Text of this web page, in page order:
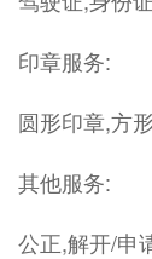
印章服务:
圆形印章,方
其他服务:
公正,解开/申